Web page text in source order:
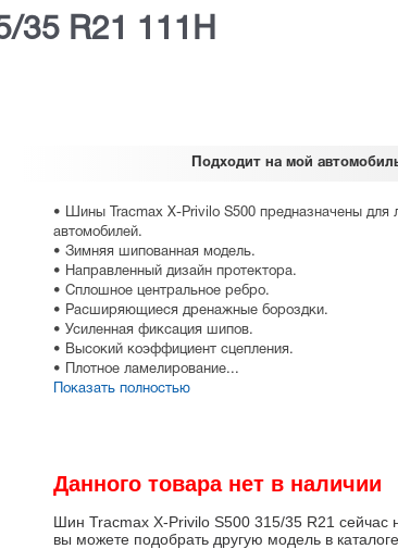
35 R21 111H
Подходит на мой
• Шины Tracmax X-Privilo S500 предназначены для
автомобилей.
• Зимняя шипованная модель.
• Направленный дизайн протектора.
• Сплошное центральное ребро.
• Расширяющиеся дренажные бороздки.
• Усиленная фиксация шипов.
• Высокий коэффициент сцепления.
• Плотное ламелирование...
Показать полностью
Данного товара нет в наличии
Шин Tracmax X-Privilo S500 315/35 R21 сейчас
вы можете подобрать другую модель в каталоге